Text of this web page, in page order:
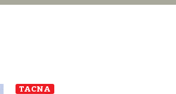
TACNA